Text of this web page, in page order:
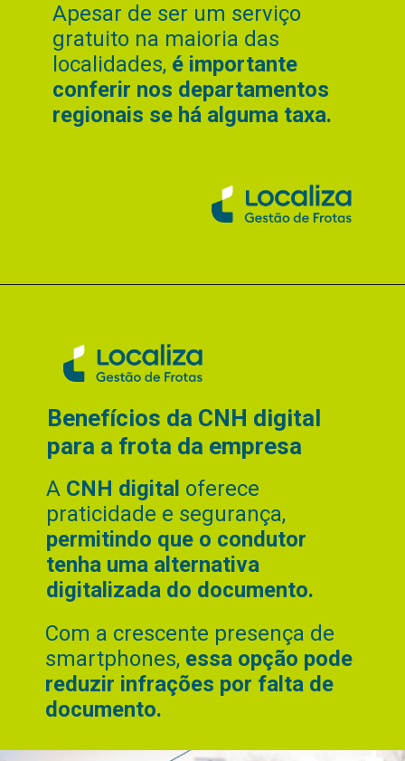
Apesar de ser um serviço
gratuito na maioria das
localidades, é importante
conferir nos departamentos
regionais se há alguma taxa.
Com a crescente presença de
smartphones, essa opção pode
reduzir infrações por falta de
documento.
A CNH digital oferece
praticidade e segurança,
permitindo que o condutor
tenha uma alternativa
digitalizada do documento.
Benefícios da CNH digital
para a frota da empresa